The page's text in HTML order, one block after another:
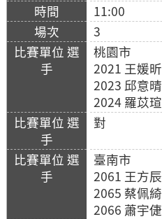
11:00
3
桃園市
2021 王媛昕
2023 邱意晴
2024 羅苡瑄
對
臺南市
2061 王方辰
2065 蔡佩綺
2066 蕭宇倢